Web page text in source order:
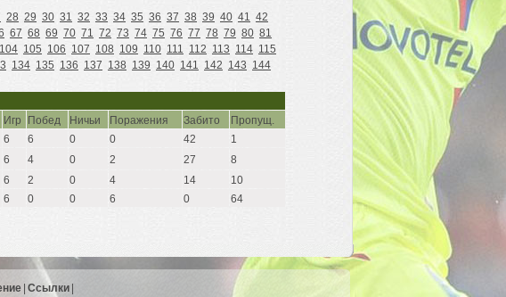
28 29 30 31 32 33 34 35 36 37 38 39 40 41 42
67 68 69 70 71 72 73 74 75 76 77 78 79 80 81
104 105 106 107 108 109 110 111 112 113 114 115
134 135 136 137 138 139 140 141 142 143 144
Игр Побед Ничьи Поражения Забито
Пропущ.
6 6 0 0 42
1
6 4 0 2 27
8
6 2 0 4 14
10
6 0 0 6 0 64
Ссылки